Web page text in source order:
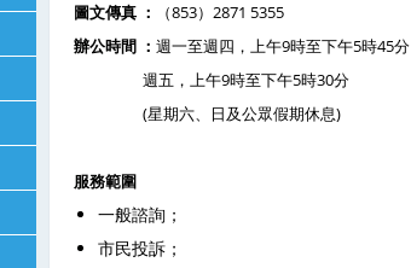
圖文傳真 ：
（853）2871 5355
辦公時間 ： 週一至週四，上午9時至下午5時45分
週五，上午9時至下午5時30分
(星期六、日及公眾假期休息)
服務範圍
一般諮詢；
市民投訴；